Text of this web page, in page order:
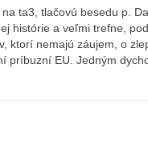
ta3, tlačovú besedu p.
histórie a veľmi trefne,
ktorí nemajú záujem, o
príbuzní EU. Jedným